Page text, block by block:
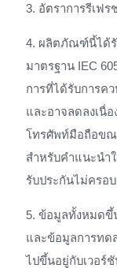
3. อัตราการรีเฟ
4. ผลิตภัณฑ์นี้ได้รั
มาตรฐาน IEC
การที่ได้รับการค
และอาจลดลงเนื่
โทรศัพท์มือถือขณ
สำหรับคำแนะนำ
รับประกันไม่ครอ
5. ข้อมูลทั้งหมดขึ้
และข้อมูลการทด
ไปขึ้นอยู่กับเวอร์